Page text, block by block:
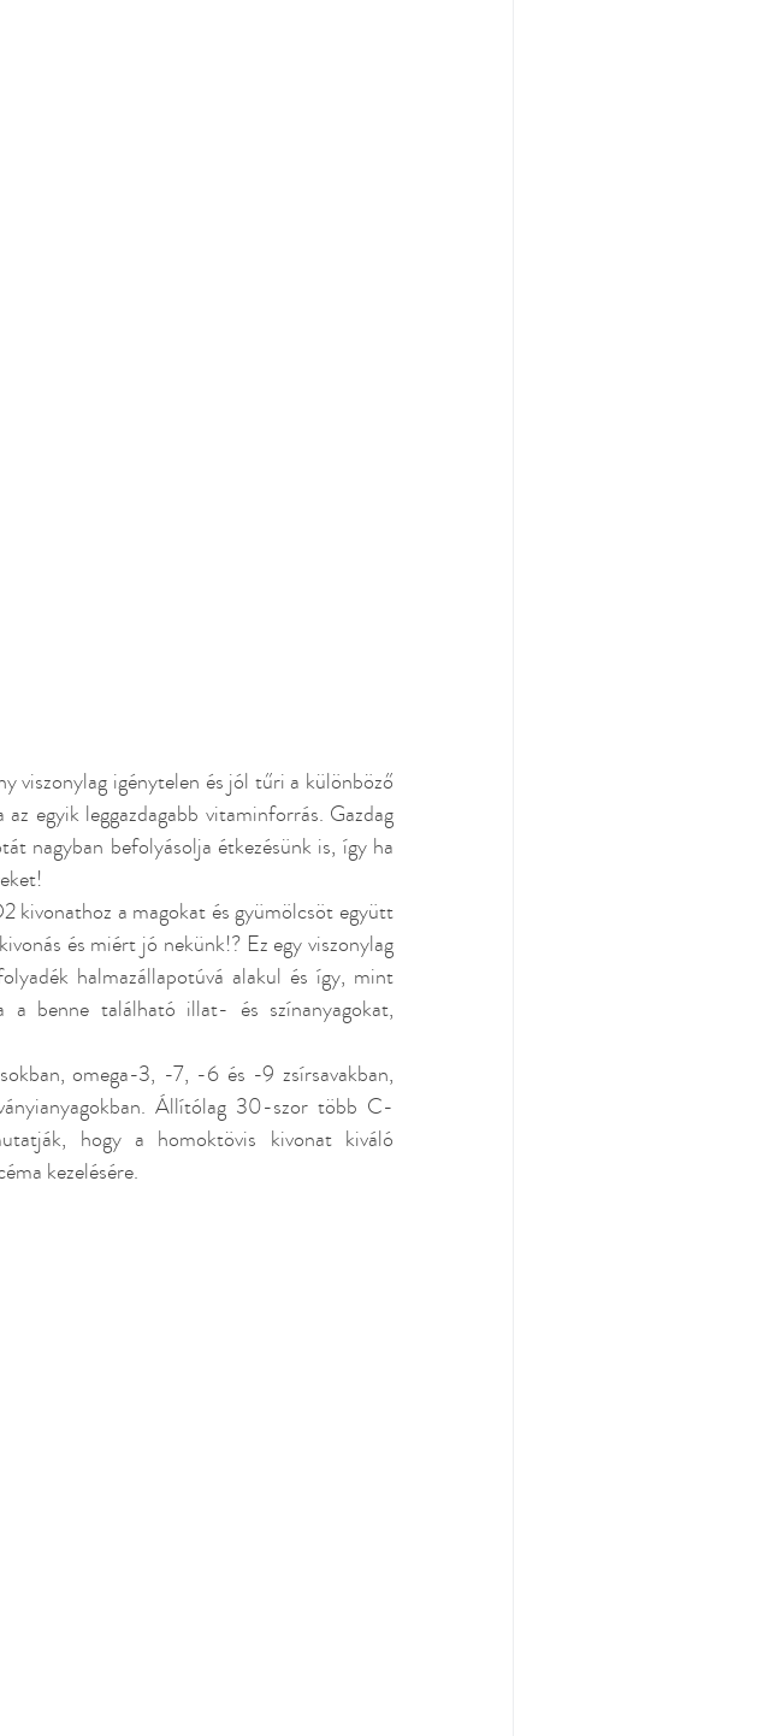
viszonylag igénytelen és jól tűri a különböző
egyik leggazdagabb vitaminforrás. Gazdag
nagyban befolyásolja étkezésünk is, így ha
kivonathoz a magokat és gyümölcsöt együtt
és miért jó nekünk!? Ez egy viszonylag
halmazállapotúvá alakul és így, mint
a benne található illat- és színanyagokat,
omega-3, -7, -6 és -9 zsírsavakban,
Állítólag 30-szor több C-
hogy a homoktövis kivonat kiváló
kezelésére.